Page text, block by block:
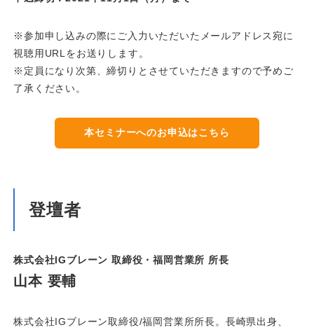
※参加申し込みの際にご入力いただいたメールアドレス宛に
視聴用URLをお送りします。
※定員になり次第、締切りとさせていただきますので予めご
了承ください。
本セミナーへのお申込はこちら
登壇者
株式会社IGブレーン 取締役・福岡営業所 所長
山本 要輔
株式会社IGブレーン取締役/福岡営業所所長。長崎県出身、